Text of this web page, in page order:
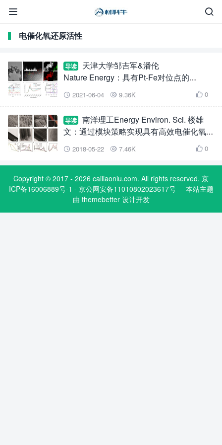


电催化氧还原活性
导读
天津大学邹吉军&潘伦
Nature Energy：具有Pt-Fe对位点的
Pt/Fe2O3作为超低Pt氧还原催化剂
 2021-06-04  9.36K  0
导读
南洋理工Energy Environ. Sci. 楼雄
文：通过模块策略实现具有高效电催化氧还
原活性的单原子催化剂的构筑
 2018-05-22  7.46K  0
Copyright © 2017 - 2026 cailiaoniu.com. All rights reserved. 京
ICP备16006889号-1 - 京公网安备11010802023617号
本站主题
由 themebetter设计开发